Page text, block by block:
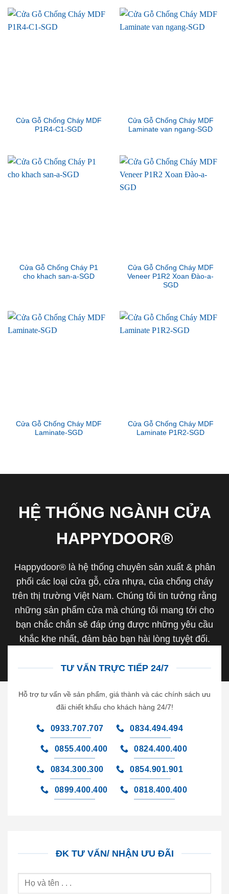
Cửa Gỗ Chống Cháy MDF
P1R4-C1-SGD
Cửa Gỗ Chống Cháy MDF
Laminate van ngang-SGD
Cửa Gỗ Chống Cháy P1
cho khach san-a-SGD
Cửa Gỗ Chống Cháy MDF
Veneer P1R2 Xoan Đào-a-
SGD
Cửa Gỗ Chống Cháy MDF
Laminate-SGD
Cửa Gỗ Chống Cháy MDF
Laminate P1R2-SGD
HỆ THỐNG NGÀNH CỬA
HAPPYDOOR®
Happydoor® là hệ thống chuyên sản xuất & phân
phối các loại cửa gỗ, cửa nhựa, của chống cháy
trên thị trường Việt Nam. Chúng tôi tin tưởng rằng
những sản phẩm cửa mà chúng tôi mang tới cho
bạn chắc chắn sẽ đáp ứng được những yêu cầu
khắc khe nhất, đảm bảo bạn hài lòng tuyệt đối.
TƯ VẤN TRỰC TIẾP 24/7
Hỗ trợ tư vấn về sản phẩm, giá thành và các chính sách ưu
đãi chiết khấu cho khách hàng 24/7!
0933.707.707 0834.494.494
0855.400.400 0824.400.400
0834.300.300 0854.901.901
0899.400.400 0818.400.400
ĐK TƯ VẤN/ NHẬN ƯU ĐÃI